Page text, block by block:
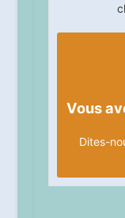
Vous
Dites-